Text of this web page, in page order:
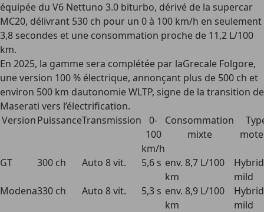
équipée du V6 Nettuno 3.0 biturbo, dérivé de la supercar
MC20, délivrant 530 ch pour un 0 à 100 km/h en seulement
3,8 secondes et une consommation proche de 11,2 L/100
km.
En 2025, la gamme sera complétée par laGrecale Folgore,
une version 100 % électrique, annonçant plus de 500 ch et
environ 500 km dautonomie WLTP, signe de la transition de
Maserati vers l’électrification.
VersionPuissanceTransmission
0-
100
km/h
Consommation
mixte
GT 300 ch Auto 8 vit. 5,6 s env. 8,7 L/100
km
Hybrid
mild
Modena330 ch Auto 8 vit. 5,3 s env. 8,9 L/100
km
Hybrid
mild